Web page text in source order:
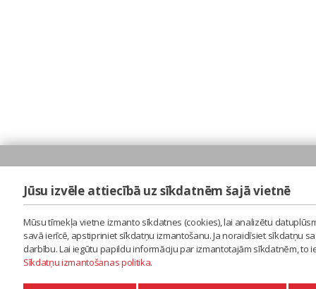
Jūsu izvēle attiecībā uz sīkdatnēm šajā vietnē
Mūsu tīmekļa vietne izmanto sīkdatnes (cookies), lai analizētu
savā ierīcē, apstipriniet sīkdatņu izmantošanu. Ja noraidīsiet sīkdatņu
darbību. Lai iegūtu papildu informāciju par izmantotajām sīkdatnēm,
Sīkdatņu izmantošanas politika.